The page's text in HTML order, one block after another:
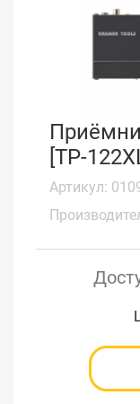
[TP-
Артикул: